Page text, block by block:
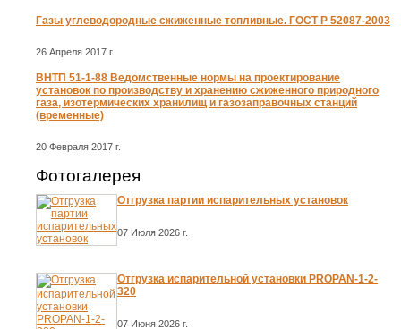
Газы углеводородные сжиженные топливные. ГОСТ Р 52087-2003
26 Апреля 2017 г.
ВНТП 51-1-88 Ведомственные нормы на проектирование
установок по производству и хранению сжиженного природного
газа, изотермических хранилищ и газозаправочных станций
(временные)
20 Февраля 2017 г.
Фотогалерея
Отгрузка партии испарительных установок
07 Июля 2026 г.
Отгрузка испарительной установки PROPAN-1-2-
320
07 Июня 2026 г.